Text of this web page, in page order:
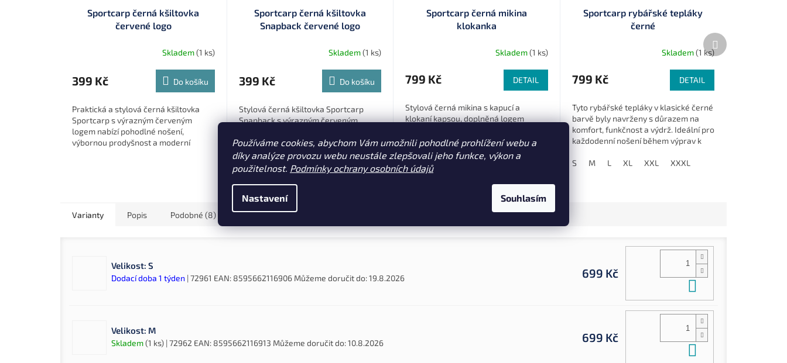
Používáme cookies, abychom Vám umožnili pohodlné prohlížení webu a
díky analýze provozu webu neustále zlepšovali jeho funkce, výkon a
použitelnost. Podmínky ochrany osobních údajů
Nastavení Souhlasím
Sportcarp černá kšiltovka
červené logo
Skladem(1 ks)
399 Kč Do košíku
Praktická a stylová černá kšiltovka
Sportcarp s výrazným červeným
logem nabízí pohodlné nošení,
výbornou prodyšnost a moderní
Sportcarp černá kšiltovka
Snapback červené logo
Skladem(1 ks)
399 Kč Do košíku
Stylová černá kšiltovka Sportcarp
Snapback s výrazným červeným
pohodlné nošení a výbornou
prodyšnost. Je ideální volbou pro
rybáře i všechny...
Sportcarp černá mikina
klokanka
Skladem(1 ks)
799 Kč DETAIL
Stylová černá mikina s kapucí a
klokaní kapsou, doplněná logem
Pohodlná a odolná volba pro
každodenní nošení.
XS
S M XL XXL XXXXL
Sportcarp rybářské tepláky
černé
Skladem(1 ks)
799 Kč DETAIL
Tyto rybářské tepláky v klasické černé
barvě byly navrženy s důrazem na
komfort, funkčnost a výdrž. Ideální pro
každodenní nošení během výprav k
S
M L XL XXL XXXL
Další
produkt
Varianty Popis Podobné (8)
Velikost: S
Dodací doba 1 týden | 72961 EAN: 8595662116906 Můžeme doručit do:19.8.2026 699 Kč
Velikost: M
Skladem(1 ks) | 72962 EAN: 8595662116913 Můžeme doručit do:10.8.2026 699 Kč